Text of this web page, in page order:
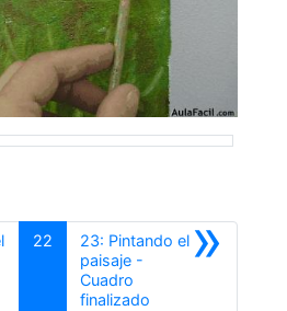
22 »
23: Pintando el
paisaje -
Cuadro
finalizado